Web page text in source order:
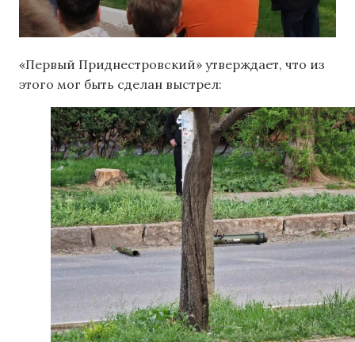
«Первый Приднестровский» утверждает, что из
этого мог быть сделан выстрел: